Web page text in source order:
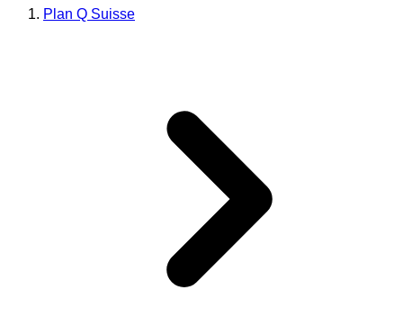
Plan Q Suisse